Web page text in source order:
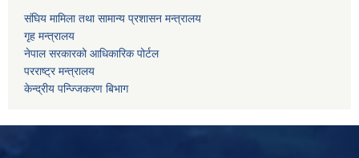
संघिय मामिला तथा सामान्य प्रशासन मन्त्रालय
गृह मन्त्रालय
नेपाल सरकारको आधिकारिक पोर्टल
परराष्ट्र मन्त्रालय
केन्द्रीय पन्ज्जिकरण बिभाग